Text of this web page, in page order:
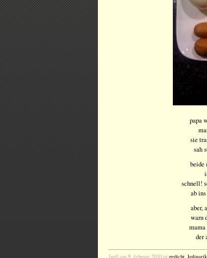
papa
sie
sah
beide
schnell!
ab
aber,
warn
mama
der
1ng0 am 9. februar 2010 in gedicht kulinarik